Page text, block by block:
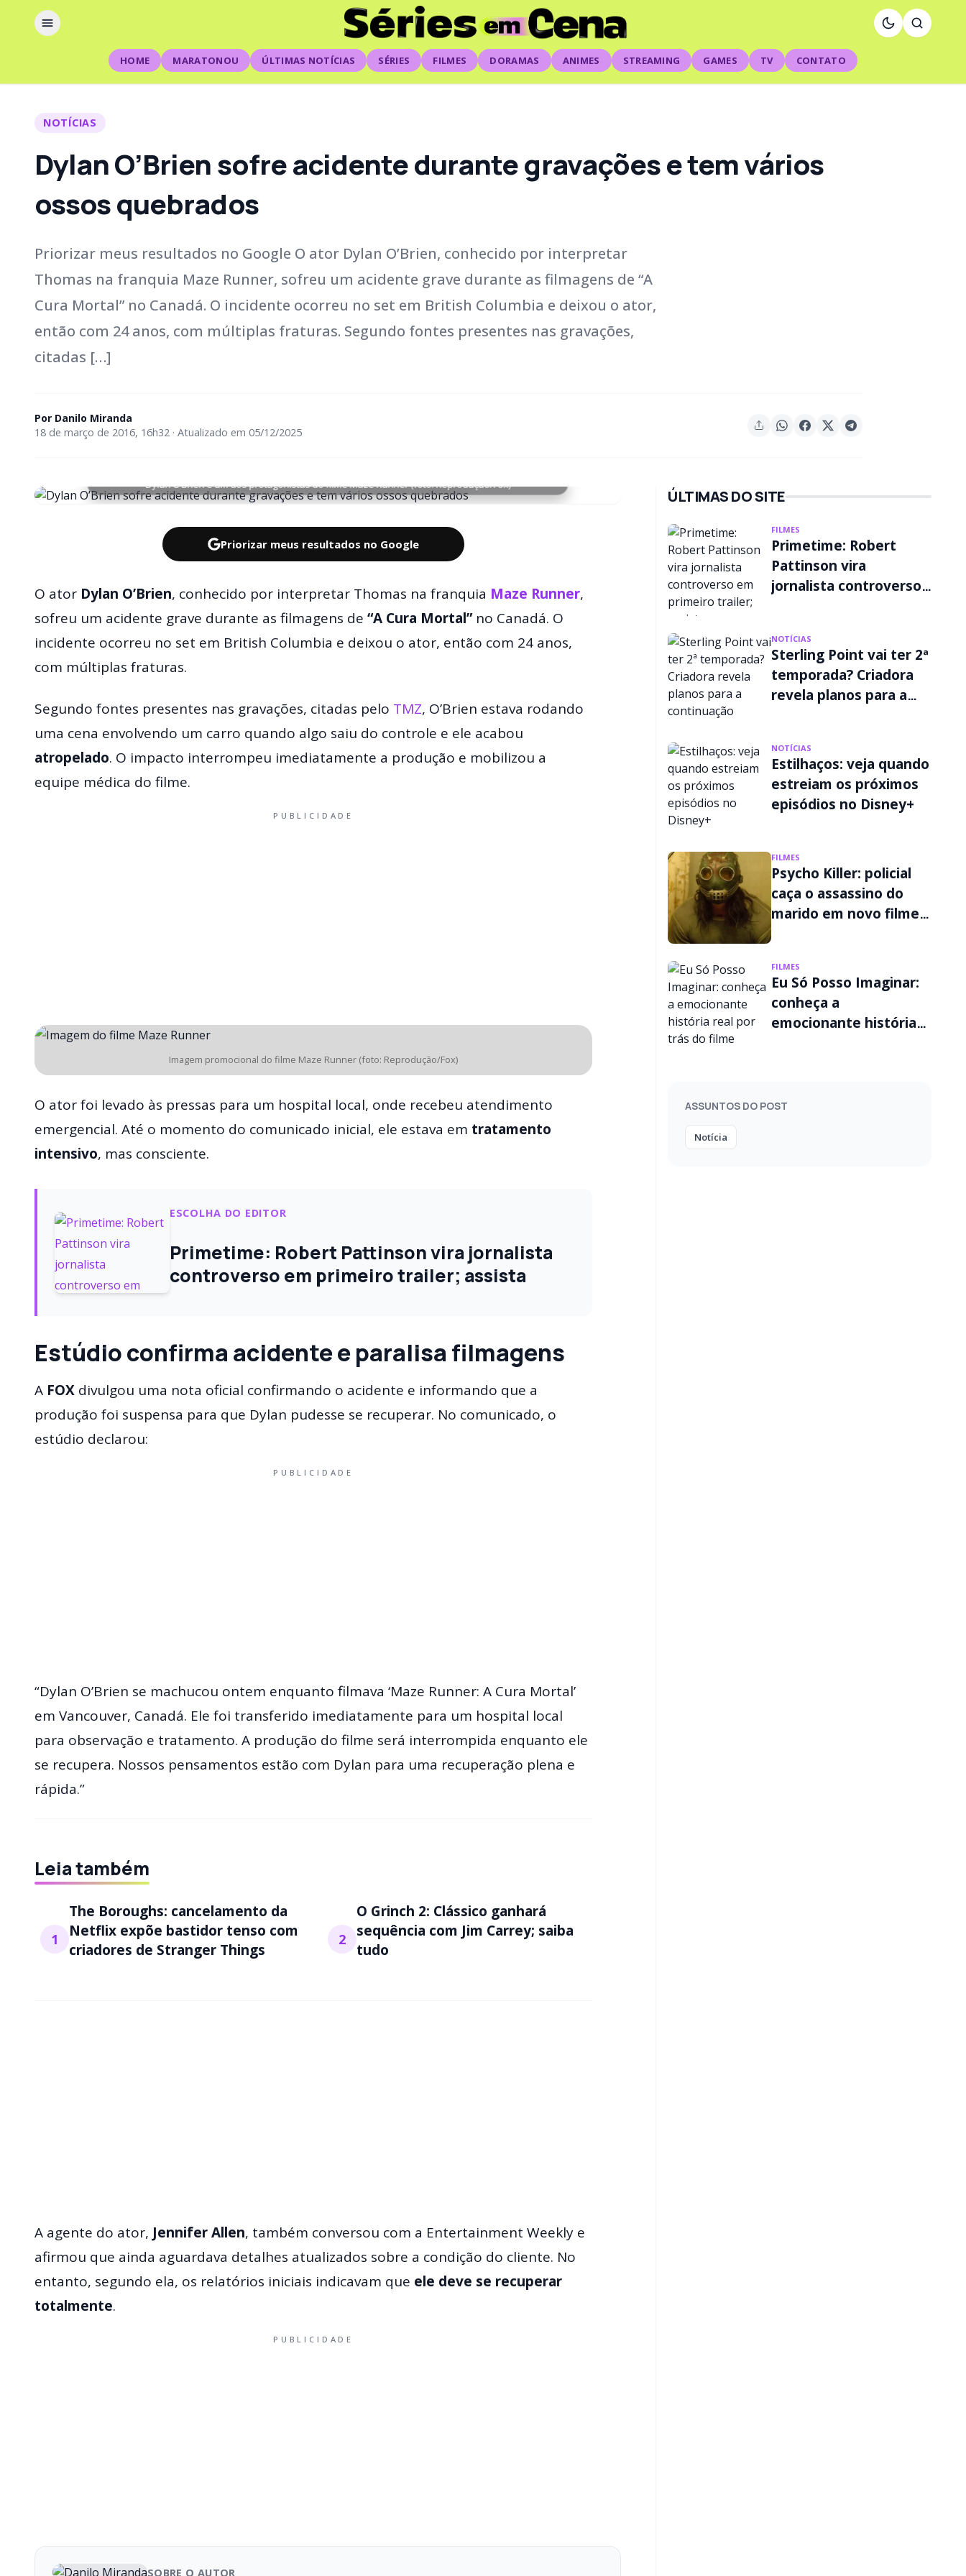
HOME MARATONOU ÚLTIMAS NOTÍCIAS SÉRIES FILMES DORAMAS ANIMES STREAMING GAMES TV CONTATO
NOTÍCIAS
Dylan O’Brien sofre acidente durante gravações e tem vários
ossos quebrados
Priorizar meus resultados no Google O ator Dylan O’Brien, conhecido por interpretar
Thomas na franquia Maze Runner, sofreu um acidente grave durante as filmagens de “A
Cura Mortal” no Canadá. O incidente ocorreu no set em British Columbia e deixou o ator,
então com 24 anos, com múltiplas fraturas. Segundo fontes presentes nas gravações,
citadas […]
Por Danilo Miranda
18 de março de 2016, 16h32 · Atualizado em 05/12/2025
Dylan O’Brien é um dos protagonistas do filme Maze Runner (foto: Reprodução/Fox)
Priorizar meus resultados no Google
O ator Dylan O’Brien, conhecido por interpretar Thomas na franquia Maze Runner,
sofreu um acidente grave durante as filmagens de “A Cura Mortal”no Canadá. O
incidente ocorreu no set em British Columbia e deixou o ator, então com 24 anos,
com múltiplas fraturas.
Segundo fontes presentes nas gravações, citadas pelo TMZ, O’Brien estava rodando
uma cena envolvendo um carro quando algo saiu do controle e ele acabou
atropelado. O impacto interrompeu imediatamente a produção e mobilizou a
equipe médica do filme.
PUBLICIDADE
Imagem promocional do filme Maze Runner (foto: Reprodução/Fox)
O ator foi levado às pressas para um hospital local, onde recebeu atendimento
emergencial. Até o momento do comunicado inicial, ele estava em tratamento
intensivo, mas consciente.
ESCOLHA DO EDITOR
Primetime: Robert Pattinson vira jornalista
controverso em primeiro trailer; assista
Estúdio confirma acidente e paralisa filmagens
A FOX divulgou uma nota oficial confirmando o acidente e informando que a
produção foi suspensa para que Dylan pudesse se recuperar. No comunicado, o
estúdio declarou:
PUBLICIDADE
“Dylan O’Brien se machucou ontem enquanto filmava ‘Maze Runner: A Cura Mortal’
em Vancouver, Canadá. Ele foi transferido imediatamente para um hospital local
para observação e tratamento. A produção do filme será interrompida enquanto ele
se recupera. Nossos pensamentos estão com Dylan para uma recuperação plena e
rápida.”
Leia também
1
The Boroughs: cancelamento da
Netflix expõe bastidor tenso com
criadores de Stranger Things
2
O Grinch 2: Clássico ganhará
sequência com Jim Carrey; saiba
tudo
A agente do ator, Jennifer Allen, também conversou com a Entertainment Weekly e
afirmou que ainda aguardava detalhes atualizados sobre a condição do cliente. No
entanto, segundo ela, os relatórios iniciais indicavam que ele deve se recuperar
totalmente.
PUBLICIDADE
SOBRE O AUTOR
ÚLTIMAS DO SITE
FILMES
Primetime: Robert
Pattinson vira
jornalista controverso
NOTÍCIAS
Sterling Point vai ter 2ª
temporada? Criadora
revela planos para a
NOTÍCIAS
Estilhaços: veja quando
estreiam os próximos
episódios no Disney+
FILMES
Psycho Killer: policial
caça o assassino do
marido em novo filme
FILMES
Eu Só Posso Imaginar:
conheça a
emocionante história
ASSUNTOS DO POST
Notícia